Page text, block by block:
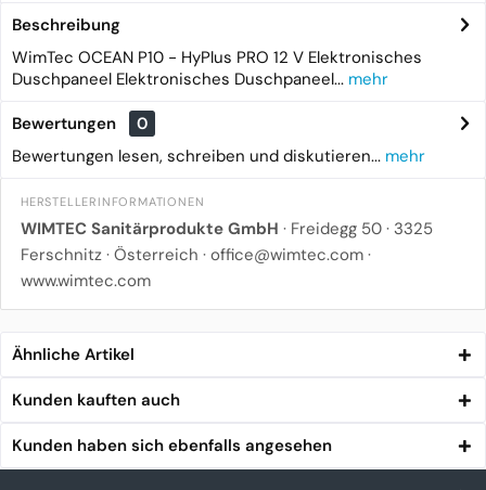
Beschreibung
WimTec OCEAN P10 - HyPlus PRO 12 V Elektronisches
Duschpaneel Elektronisches Duschpaneel... mehr
Bewertungen
0
Bewertungen lesen, schreiben und diskutieren... mehr
HERSTELLERINFORMATIONEN
WIMTEC Sanitärprodukte GmbH · Freidegg 50 · 3325
Ferschnitz · Österreich · office@wimtec.com ·
www.wimtec.com
Ähnliche Artikel
Kunden kauften auch
Kunden haben sich ebenfalls angesehen